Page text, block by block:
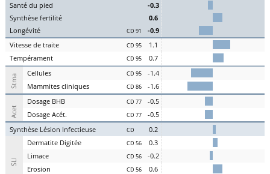
Santé du pied
-0.3
Synthèse fertilité
0.6
Longévité CD 91
-0.9
Vitesse de traite CD 95
1.1
Tempérament CD 95 0.7
Stma Cellules CD 95
-1.4
Mammites cliniques CD 86 -1.6
Acet
Dosage BHB CD 77
-0.5
Dosage Acét. CD 77
-0.5
Synthèse Lésion Infectieuse CD 0.2
SLI
Dermatite Digitée CD 56
0.3
Limace CD 56
-0.2
Erosion CD 56
0.6